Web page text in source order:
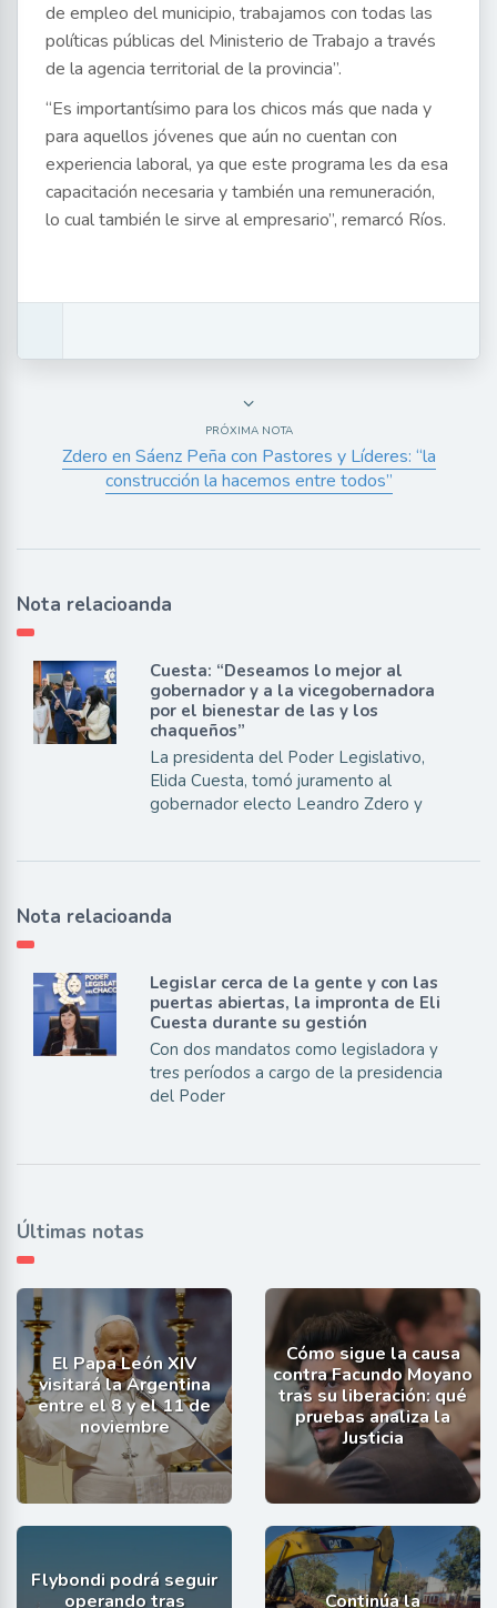
de empleo del municipio, trabajamos con todas las
políticas públicas del Ministerio de Trabajo a través
de la agencia territorial de la provincia”.
“Es importantísimo para los chicos más que nada y
para aquellos jóvenes que aún no cuentan con
experiencia laboral, ya que este programa les da esa
capacitación necesaria y también una remuneración,
lo cual también le sirve al empresario”, remarcó Ríos.
PRÓXIMA NOTA
Zdero en Sáenz Peña con Pastores y Líderes: “la
construcción la hacemos entre todos”
Nota relacioanda
Cuesta: “Deseamos lo mejor al
gobernador y a la vicegobernadora
por el bienestar de las y los
chaqueños”
La presidenta del Poder Legislativo,
Elida Cuesta, tomó juramento al
gobernador electo Leandro Zdero y
Nota relacioanda
Legislar cerca de la gente y con las
puertas abiertas, la impronta de Eli
Cuesta durante su gestión
Con dos mandatos como legisladora y
tres períodos a cargo de la presidencia
del Poder
Últimas notas
El Papa León XIV
visitará la Argentina
entre el 8 y el 11 de
noviembre
Cómo sigue la causa
contra Facundo Moyano
tras su liberación: qué
pruebas analiza la
Justicia
Flybondi podrá seguir
operando tras
Continúa la